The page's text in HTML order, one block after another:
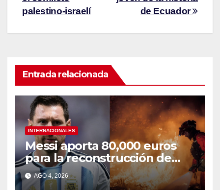
de Ecuador
palestino-israelí
Entrada relacionada
INTERNACIONALES
Messi aporta 80,000 euros
para la reconstrucción de
zonas afectadas por incendio
en Madrid
AGO 4, 2026